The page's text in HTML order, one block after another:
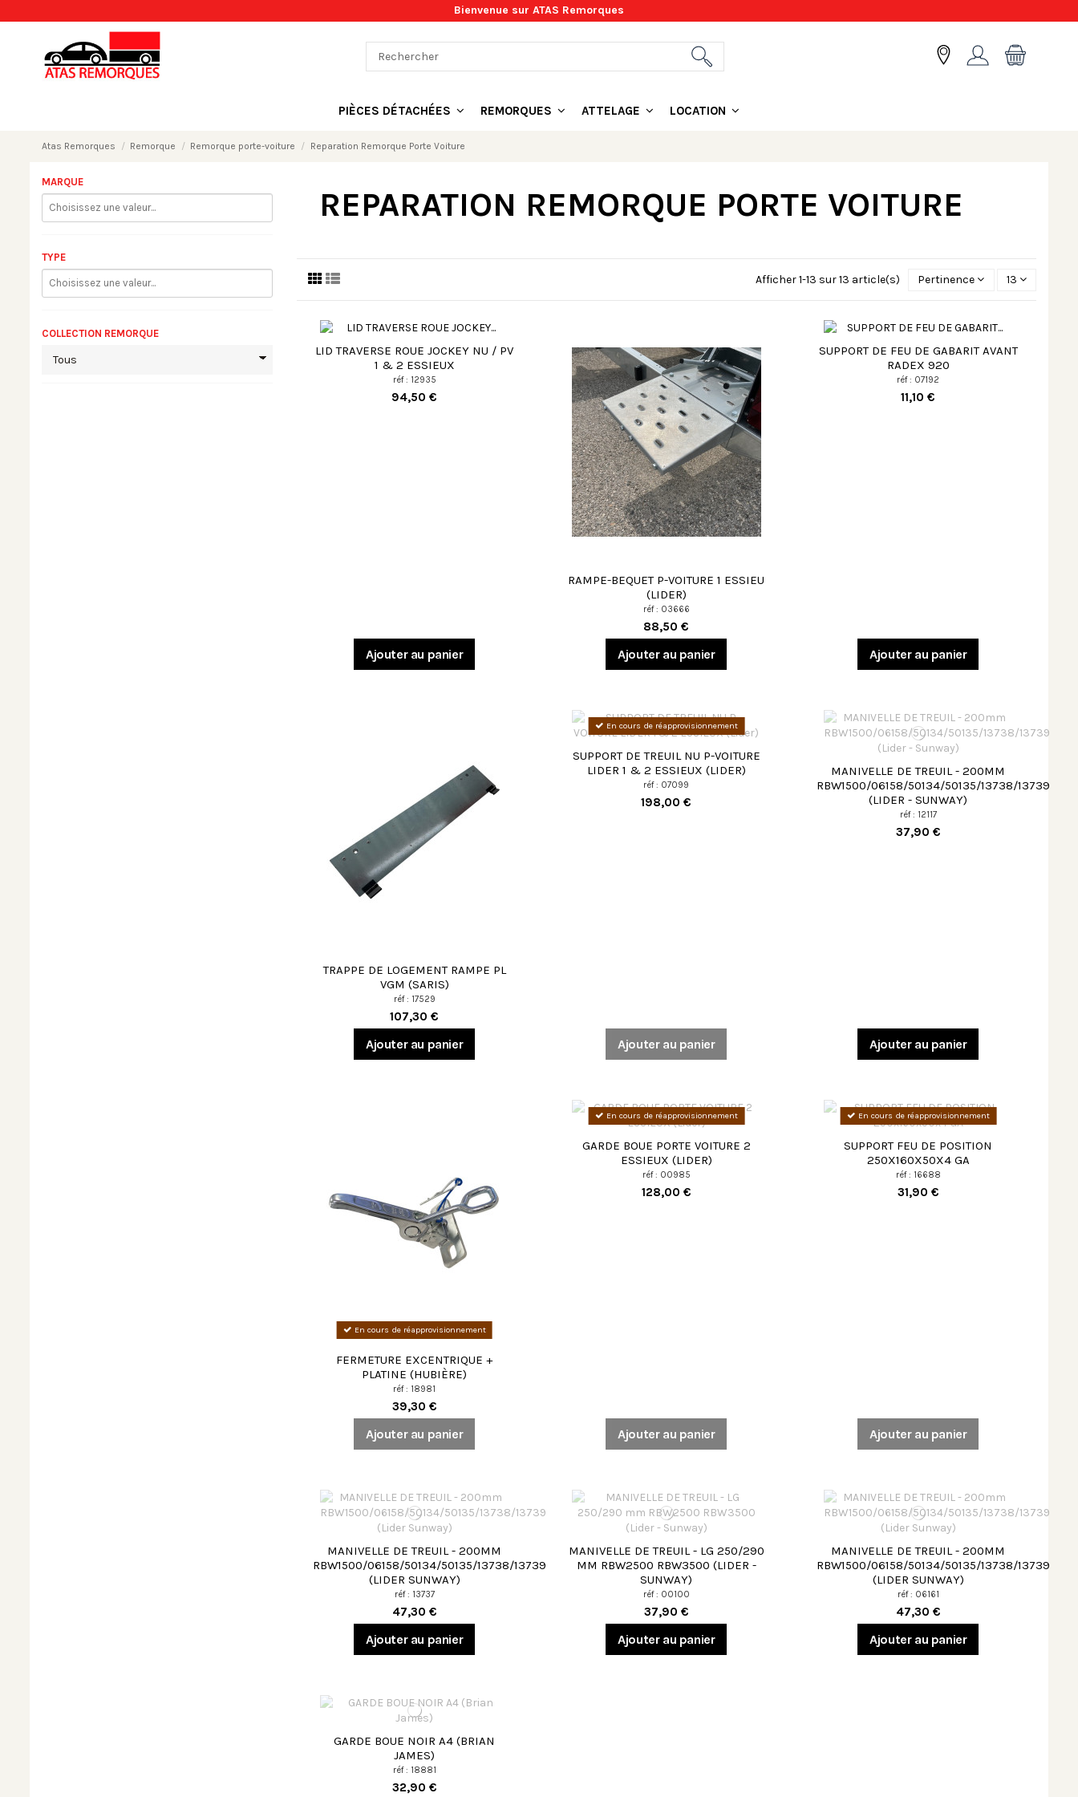
Bienvenue sur ATAS Remorques
PIÈCES DÉTACHÉES REMORQUES ATTELAGE LOCATION
Atas Remorques Remorque Remorque porte-voiture Reparation Remorque Porte Voiture
REPARATION REMORQUE PORTE VOITURE
Afficher 1-13 sur 13 article(s) Pertinence 13
LID TRAVERSE ROUE JOCKEY NU / PV
1 & 2 ESSIEUX
réf : 12935
94,50 €
Ajouter au panier
RAMPE-BEQUET P-VOITURE 1 ESSIEU
(LIDER)
réf : 03666
88,50 €
Ajouter au panier
SUPPORT DE FEU DE GABARIT AVANT
RADEX 920
réf : 07192
11,10 €
Ajouter au panier
TRAPPE DE LOGEMENT RAMPE PL
VGM (SARIS)
réf : 17529
107,30 €
Ajouter au panier
En cours de réapprovisionnement
SUPPORT DE TREUIL NU P-VOITURE
LIDER 1 & 2 ESSIEUX (LIDER)
réf : 07099
198,00 €
Ajouter au panier
MANIVELLE DE TREUIL - 200MM
RBW1500/06158/50134/50135/13738/13739
(LIDER - SUNWAY)
réf : 12117
37,90 €
Ajouter au panier
En cours de réapprovisionnement
FERMETURE EXCENTRIQUE +
PLATINE (HUBIÈRE)
réf : 18981
39,30 €
Ajouter au panier
En cours de réapprovisionnement
GARDE BOUE PORTE VOITURE 2
ESSIEUX (LIDER)
réf : 00985
128,00 €
Ajouter au panier
En cours de réapprovisionnement
SUPPORT FEU DE POSITION
250X160X50X4 GA
réf : 16688
31,90 €
Ajouter au panier
MANIVELLE DE TREUIL - 200MM
RBW1500/06158/50134/50135/13738/13739
(LIDER SUNWAY)
réf : 13737
47,30 €
Ajouter au panier
MANIVELLE DE TREUIL - LG 250/290
MM RBW2500 RBW3500 (LIDER -
SUNWAY)
réf : 00100
37,90 €
Ajouter au panier
MANIVELLE DE TREUIL - 200MM
RBW1500/06158/50134/50135/13738/13739
(LIDER SUNWAY)
réf : 06161
47,30 €
Ajouter au panier
GARDE BOUE NOIR A4 (BRIAN
JAMES)
réf : 18881
32,90 €
MARQUE
TYPE
COLLECTION REMORQUE